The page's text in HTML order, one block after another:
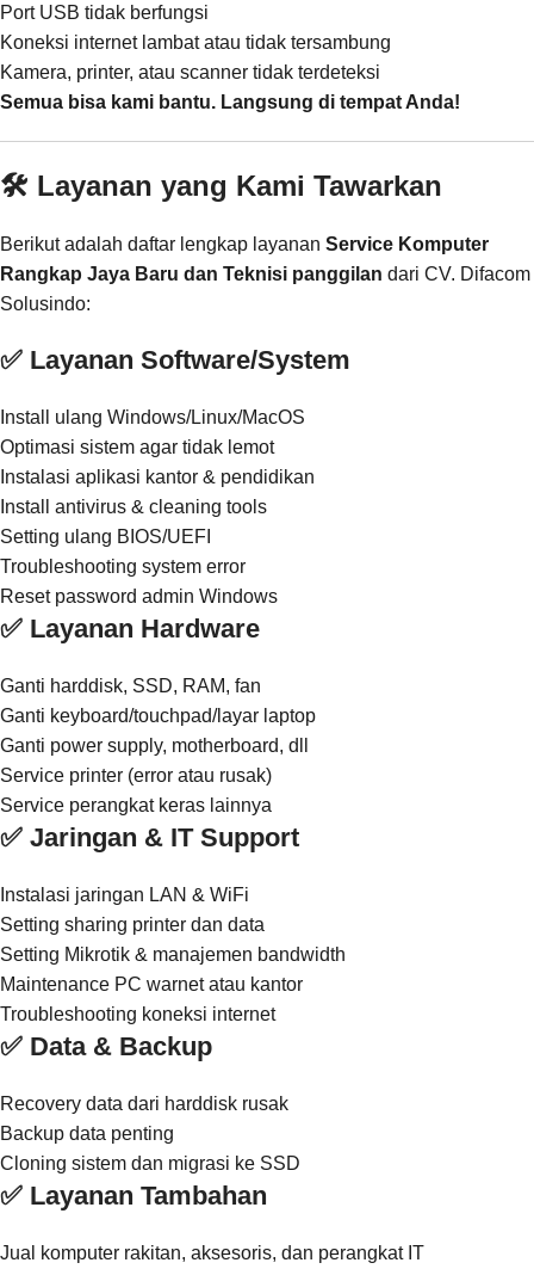
Port USB tidak berfungsi
Koneksi internet lambat atau tidak tersambung
Kamera, printer, atau scanner tidak terdeteksi
Semua bisa kami bantu. Langsung di tempat Anda!
🛠️ Layanan yang Kami Tawarkan
Berikut adalah daftar lengkap layanan Service Komputer
Rangkap Jaya Baru dan Teknisi panggilan dari CV. Difacom
Solusindo:
✅ Layanan Software/System
Install ulang Windows/Linux/MacOS
Optimasi sistem agar tidak lemot
Instalasi aplikasi kantor & pendidikan
Install antivirus & cleaning tools
Setting ulang BIOS/UEFI
Troubleshooting system error
Reset password admin Windows
✅ Layanan Hardware
Ganti harddisk, SSD, RAM, fan
Ganti keyboard/touchpad/layar laptop
Ganti power supply, motherboard, dll
Service printer (error atau rusak)
Service perangkat keras lainnya
✅ Jaringan & IT Support
Instalasi jaringan LAN & WiFi
Setting sharing printer dan data
Setting Mikrotik & manajemen bandwidth
Maintenance PC warnet atau kantor
Troubleshooting koneksi internet
✅ Data & Backup
Recovery data dari harddisk rusak
Backup data penting
Cloning sistem dan migrasi ke SSD
✅ Layanan Tambahan
Jual komputer rakitan, aksesoris, dan perangkat IT